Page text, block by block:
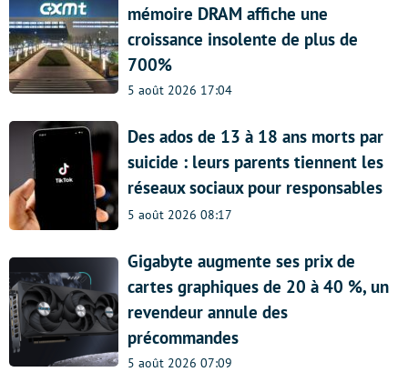
mémoire DRAM affiche une
croissance insolente de plus de
700%
5 août 2026 17:04
Des ados de 13 à 18 ans morts par
suicide : leurs parents tiennent les
réseaux sociaux pour responsables
5 août 2026 08:17
Gigabyte augmente ses prix de
cartes graphiques de 20 à 40 %, un
revendeur annule des
précommandes
5 août 2026 07:09